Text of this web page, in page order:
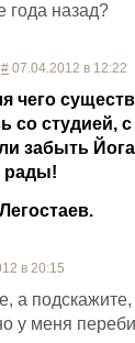
года назад?
# 07.04.2012 в 12:22
чего
со студией,
забыть
рады!
в 20:15
а
у меня